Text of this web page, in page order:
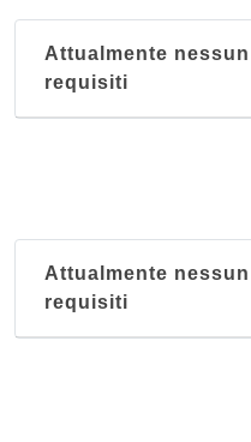
Attualmente
requisiti
Attualmente
requisiti